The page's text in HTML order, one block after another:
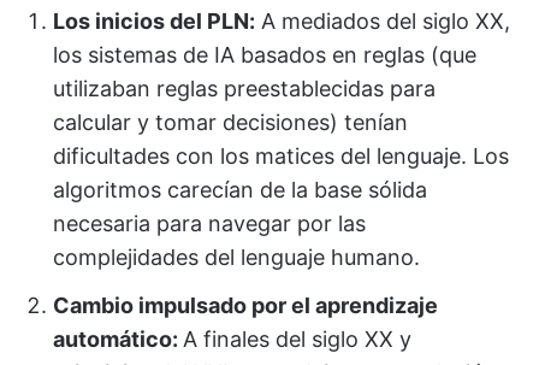
Los inicios del PLN: A mediados del siglo XX,
los sistemas de IA basados en reglas (que
utilizaban reglas preestablecidas para
calcular y tomar decisiones) tenían
dificultades con los matices del lenguaje. Los
algoritmos carecían de la base sólida
necesaria para navegar por las
complejidades del lenguaje humano.
Cambio impulsado por el aprendizaje
automático: A finales del siglo XX y